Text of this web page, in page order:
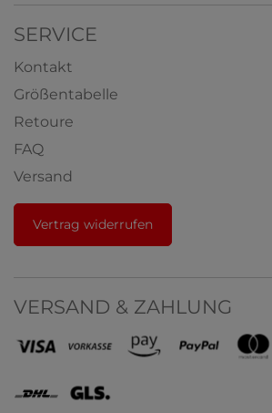
SERVICE
Kontakt
Größentabelle
Retoure
FAQ
Versand
Vertrag widerrufen
VERSAND & ZAHLUNG